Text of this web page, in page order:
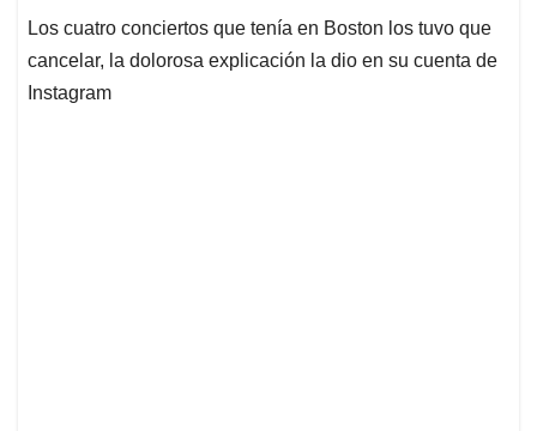
Los cuatro conciertos que tenía en Boston los tuvo que
cancelar, la dolorosa explicación la dio en su cuenta de
Instagram